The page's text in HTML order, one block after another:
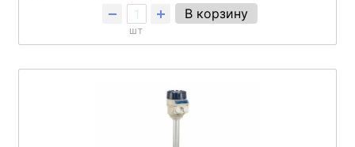
шт
В корзину